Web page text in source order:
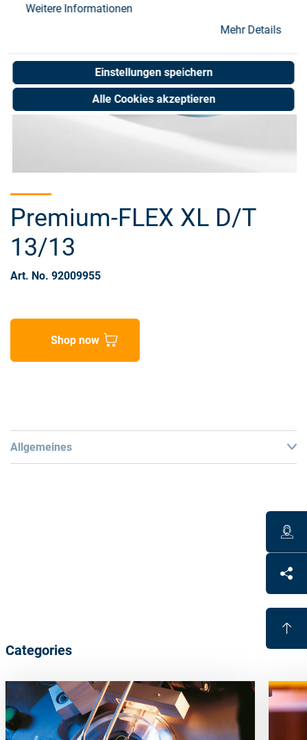
Weitere Informationen
Mehr Details
Einstellungen speichern
Alle Cookies akzeptieren
Premium-FLEX XL D/T
13/13
Art. No. 92009955
Shop now
Allgemeines
Work range base 0-14 dpt, cyl 0-4 dpt (max. 14 dpt in
Eliminates hard lap tools
Reduces handling, because fewer tools are needed for
large working range
Categories